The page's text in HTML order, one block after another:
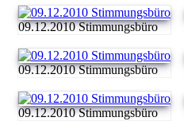
09.12.2010 Stimmungsbüro
09.12.2010 Stimmungsbüro
09.12.2010 Stimmungsbüro